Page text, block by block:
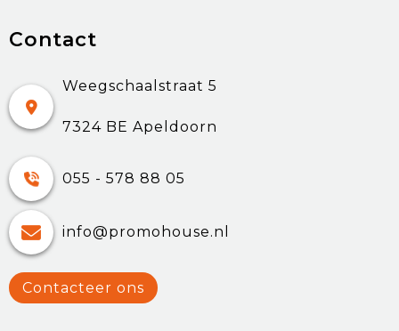
Contact
Weegschaalstraat 5
7324 BE Apeldoorn
055 - 578 88 05
info@promohouse.nl
Contacteer ons